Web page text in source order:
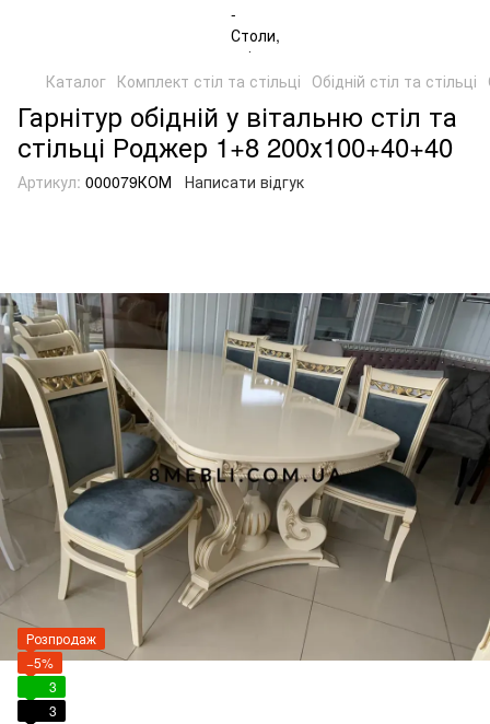
Каталог Комплект стіл та стільці Обідній стіл та стільці
Гарнітур обідній у вітальню стіл та
стільці Роджер 1+8 200х100+40+40
Артикул: 000079КОМ Написати відгук
Розпродаж
−5%
3
3